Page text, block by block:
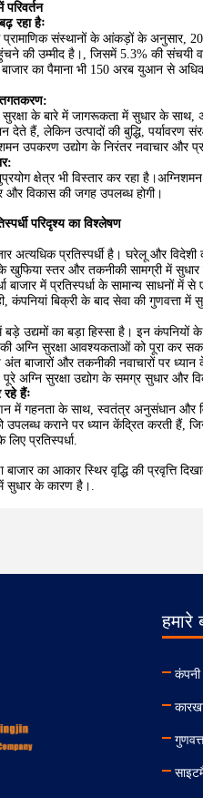
रहा हैः
संस्थानों के आंकड़ों के अनुसार,
की उम्मीद है।, जिसमें 5.3% की संचयी
का पैमाना भी 150 अरब युआन से
के बारे में जागरूकता में सुधार के साथ,
देते हैं, लेकिन उत्पादों की बुद्धि, पर्यावरण
उपकरण उद्योग के निरंतर नवाचार और
क्षेत्र भी विस्तार कर रहा
विकास की जगह उपलब्ध होगी।
परिदृश्य का विश्लेषण
अत्यधिक प्रतिस्पर्धी है। घरेलू और विदेशी
खुफिया स्तर और तकनीकी सामग्री में सुधार
बाजार में प्रतिस्पर्धा के सामान्य साधनों
कंपनियां बिक्री के बाद सेवा की गुणवत्ता
उद्यमों का बड़ा हिस्सा है। इन कंपनियों
की अग्नि सुरक्षा आवश्यकताओं को पूरा कर
बाजारों और तकनीकी नवाचारों पर
अग्नि सुरक्षा उद्योग के समग्र सुधार और
हैंः
में गहनता के साथ, स्वतंत्र अनुसंधान और
उपलब्ध कराने पर ध्यान केंद्रित करती हैं,
लिए प्रतिस्पर्धा.
बाजार का आकार स्थिर वृद्धि की प्रवृत्ति
सुधार के कारण है।.
हमारे
कंपनी